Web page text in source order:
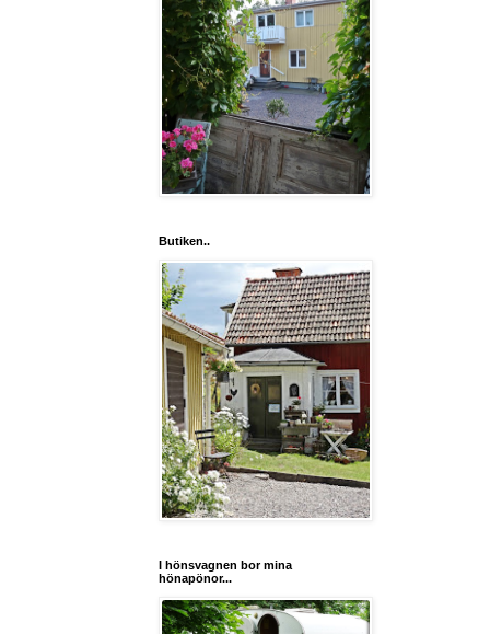
Butiken..
I hönsvagnen bor mina
hönapönor...